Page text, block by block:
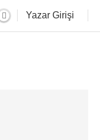
Yazar Girişi